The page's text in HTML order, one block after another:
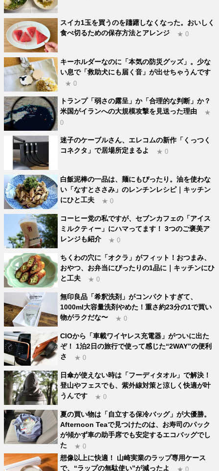
スイカ1玉を買うのを躊躇しなくなった。おいしく
食べ切るための保存方法とアレンジ
★ 0
キーホルダーなのに「本気の防災グッズ」。少な
い息で「救助犬にも届く音」が出せちゃうんです
★ 0
トランプ「弱さの露呈」か「合理的な判断」か？
米国がイランへの大規模攻撃を見送った理由
★
0
迷子のケーブルさん、エレコムの新作「くっつく
コネクタ」で居場所定まるよ
★ 0
白飯泥棒の一品は、麺にもぴったり。油を使わな
い「なすとささみ」のレンチンレシピ｜キッチン
にひと工夫
★ 0
コーヒー党の私ですが、セブンカフェの「アイス
ミルクティー」にハマってます！ 3つのご褒美ア
レンジも紹介
★ 0
ちくわの穴に「オクラ」がフィット！おつまみ、
おやつ、お弁当にぴったりの1品に｜キッチンにひ
と工夫
★ 0
無印良品「希釈洗剤」がコンパクトすぎて、
1000ml大容量洗剤やめた！重さ約23分の1で買い
物がラクだな〜
★ 0
CIOから「車載ワイヤレス充電器」がついに出た
ぞ！ 1泊2日の旅行で使って感じた“2WAY”の便利
さ
★ 0
日傘が使えない時は「フーディタオル」で解決！
登山やフェスでも、紫外線対策と涼しく快適が叶
うんです
★ 0
夏の買い物は「自立する保冷バッグ」が大優勝。
Afternoon Teaで見つけたのは、お寿司のパック
が傾かず車の助手席でも安定するエコバッグでし
た
★ 0
想像以上に快適！ 山崎実業のラップ専用ケース
で、“ラップの無駄使い”が減ったよ
★ 0